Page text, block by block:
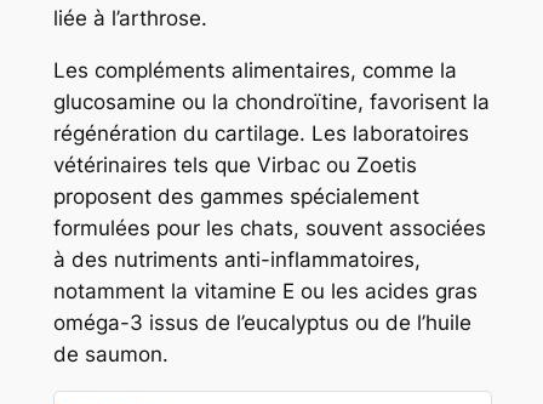
liée à l’arthrose.
Les compléments alimentaires, comme la
glucosamine ou la chondroïtine, favorisent la
régénération du cartilage. Les laboratoires
vétérinaires tels que Virbac ou Zoetis
proposent des gammes spécialement
formulées pour les chats, souvent associées
à des nutriments anti-inflammatoires,
notamment la vitamine E ou les acides gras
oméga-3 issus de l’eucalyptus ou de l’huile
de saumon.